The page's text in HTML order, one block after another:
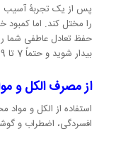
پس از یک تجربۀ آسیب
را مختل کند. اما کمبود
حفظ تعادل عاطفی شما
بیدار شوید و حتماً 7 تا 9 ساعت خواب در برنامۀ خود قرار دهید.
از مصرف الکل و
استفاده از الکل و
افسردگی، اضطراب و